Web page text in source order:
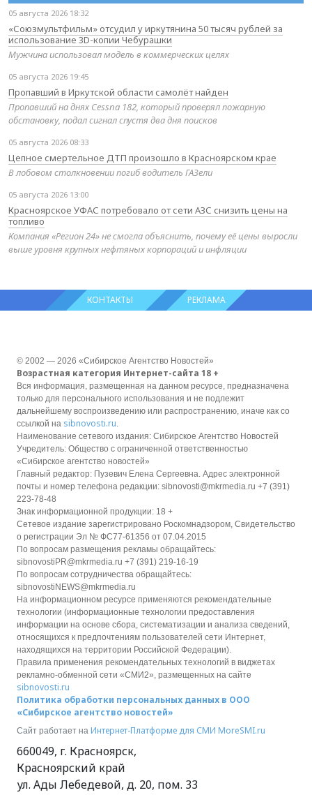
05 августа 2026 18:32
«Союзмультфильм» отсудил у иркутянина 50 тысяч рублей за
использование 3D-копии Чебурашки
Мужчина использовал модель в коммерческих целях
05 августа 2026 19:45
Пропавший в Иркутской области самолёт найден
Пропавший на днях Cessna 182, который проверял пожарную
обстановку, подал сигнал спустя два дня поисков
05 августа 2026 08:33
Цепное смертельное ДТП произошло в Красноярском крае
В лобовом столкновении погиб водитель ГАЗели
05 августа 2026 13:00
Красноярское УФАС потребовало от сети АЗС снизить цены на
топливо
Компания «Регион 24» не смогла объяснить, почему её цены выросли
выше уровня крупных нефтяных корпораций и инфляции
КОНТАКТЫ РЕКЛАМА
© 2002 — 2026 «Сибирское Агентство Новостей»
Возрастная категория Интернет-сайта 18 +
Вся информация, размещенная на данном ресурсе, предназначена
только для персонального использования и не подлежит
дальнейшему воспроизведению или распространению, иначе как со
ссылкой на sibnovosti.ru
Наименование сетевого издания: Сибирское Агентство Новостей
Учредитель: Общество с ограниченной ответственностью
«Сибирское агентство новостей»
Главный редактор: Пузевич Елена Сергеевна. Адрес электронной
почты и номер телефона редакции: sibnovosti@mkrmedia.ru +7 (391)
223-78-48
Знак информационной продукции: 18 +
Сетевое издание зарегистрировано Роскомнадзором, Свидетельство
о регистрации Эл № ФС77-61356 от 07.04.2015
По вопросам размещения рекламы обращайтесь:
sibnovostiPR@mkrmedia.ru +7 (391) 219-16-19
По вопросам сотрудничества обращайтесь:
sibnovostiNEWS@mkrmedia.ru
На информационном ресурсе применяются рекомендательные
технологии (информационные технологии предоставления
информации на основе сбора, систематизации и анализа сведений,
относящихся к предпочтениям пользователей сети Интернет,
находящихся на территории Российской Федерации).
Правила применения рекомендательных технологий в виджетах
рекламно-обменной сети «СМИ2», размещенных на сайте
sibnovosti.ru
Политика обработки персональных данных в ООО
«Сибирское агентство новостей»
Сайт работает на Интернет-Платформе для СМИ MoreSMI.ru
660049, г. Красноярск,
Красноярский край
ул. Ады Лебедевой, д. 20, пом. 33